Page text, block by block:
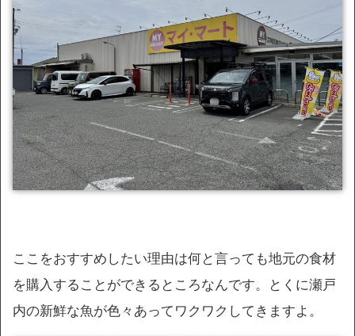
ここをおすすめしたい理由は何と言っても地元の食材
を購入することができるところなんです。とくに瀬戸
内の新鮮な魚が色々あってワクワクしてきますよ。